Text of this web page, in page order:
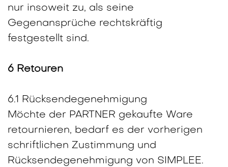
nur insoweit zu, als seine
Gegenansprüche rechtskräftig
festgestellt sind.
6 Retouren
6.1 Rücksendegenehmigung
Möchte der PARTNER gekaufte Ware
retournieren, bedarf es der vorherigen
schriftlichen Zustimmung und
Rücksendegenehmigung von SIMPLEE.